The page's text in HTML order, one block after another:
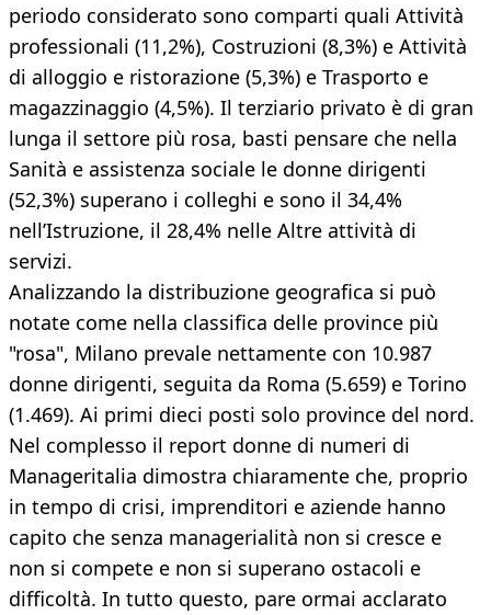
periodo considerato sono comparti quali Attività
professionali (11,2%), Costruzioni (8,3%) e Attività
di alloggio e ristorazione (5,3%) e Trasporto e
magazzinaggio (4,5%). Il terziario privato è di gran
lunga il settore più rosa, basti pensare che nella
Sanità e assistenza sociale le donne dirigenti
(52,3%) superano i colleghi e sono il 34,4%
nell’Istruzione, il 28,4% nelle Altre attività di
servizi.
Analizzando la distribuzione geografica si può
notate come nella classifica delle province più
"rosa", Milano prevale nettamente con 10.987
donne dirigenti, seguita da Roma (5.659) e Torino
(1.469). Ai primi dieci posti solo province del nord.
Nel complesso il report donne di numeri di
Manageritalia dimostra chiaramente che, proprio
in tempo di crisi, imprenditori e aziende hanno
capito che senza managerialità non si cresce e
non si compete e non si superano ostacoli e
difficoltà. In tutto questo, pare ormai acclarato